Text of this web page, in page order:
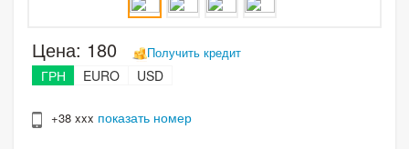
Цена: 180 Получить кредит
ГРН EURO USD
+38 xxx показать номер